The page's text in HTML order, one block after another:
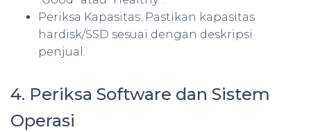
Periksa Kapasitas: Pastikan kapasitas
hardisk/SSD sesuai dengan deskripsi
penjual.
4. Periksa Software dan Sistem
Operasi